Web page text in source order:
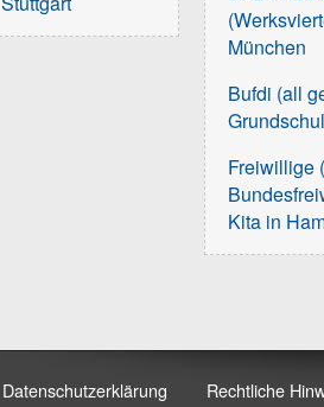
München
Bufdi (all
Freiwillige
Kita in
Datenschutzerklärung Rechtliche